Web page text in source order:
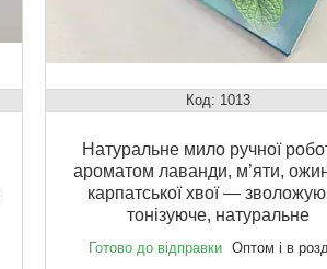
1013
Натуральне мило ручної
ароматом лаванди, м’яти,
карпатської хвої —
тонізуюче, натуральне
Готово до відправки Оптом і в